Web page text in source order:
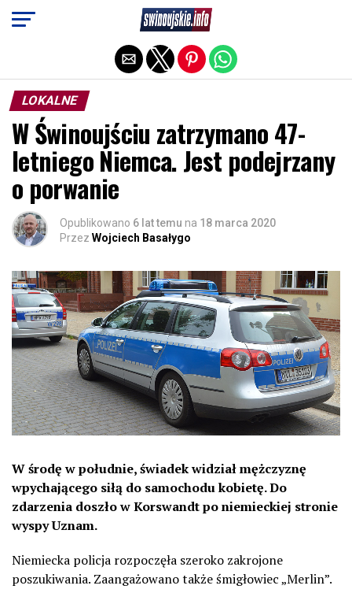
LOKALNE
W Świnoujściu zatrzymano 47-
letniego Niemca. Jest podejrzany
o porwanie
Opublikowano 6 lat temu na 18 marca 2020
Przez Wojciech Basałygo
W środę w południe, świadek widział mężczyznę
wpychającego siłą do samochodu kobietę. Do
zdarzenia doszło w Korswandt po niemieckiej stronie
wyspy Uznam.
Niemiecka policja rozpoczęła szeroko zakrojone
poszukiwania. Zaangażowano także śmigłowiec „Merlin”.
Exit mobile version